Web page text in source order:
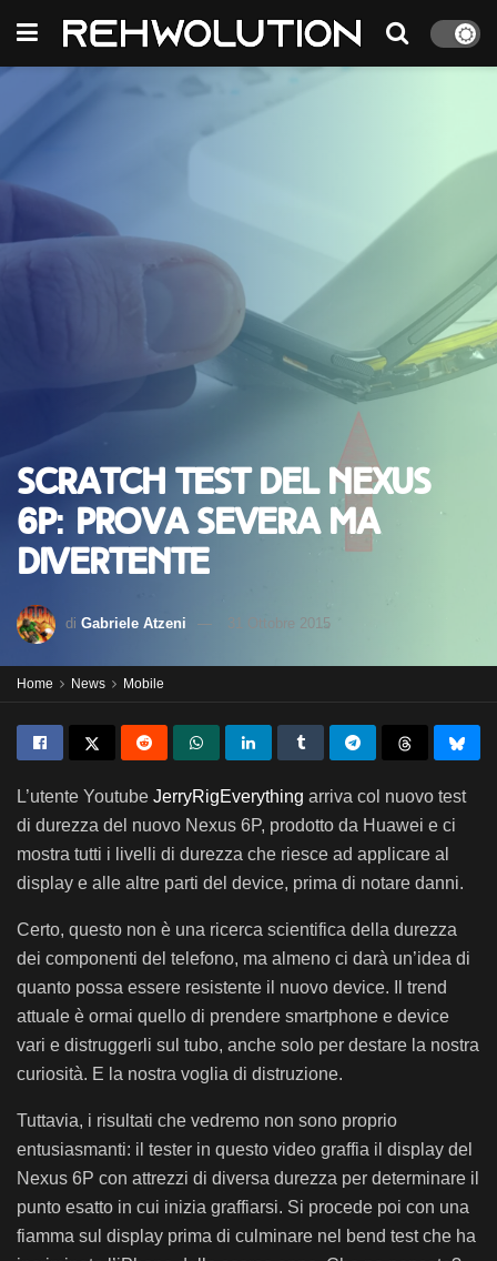
Scratch test del Nexus
6P: prova severa ma
divertente
di Gabriele Atzeni 31 Ottobre 2015
Home News Mobile
L’utente Youtube JerryRigEverything arriva col nuovo test
di durezza del nuovo Nexus 6P, prodotto da Huawei e ci
mostra tutti i livelli di durezza che riesce ad applicare al
display e alle altre parti del device, prima di notare danni.
Certo, questo non è una ricerca scientifica della durezza
dei componenti del telefono, ma almeno ci darà un’idea di
quanto possa essere resistente il nuovo device. Il trend
attuale è ormai quello di prendere smartphone e device
vari e distruggerli sul tubo, anche solo per destare la nostra
curiosità. E la nostra voglia di distruzione.
Tuttavia, i risultati che vedremo non sono proprio
entusiasmanti: il tester in questo video graffia il display del
Nexus 6P con attrezzi di diversa durezza per determinare il
punto esatto in cui inizia graffiarsi. Si procede poi con una
fiamma sul display prima di culminare nel bend test che ha